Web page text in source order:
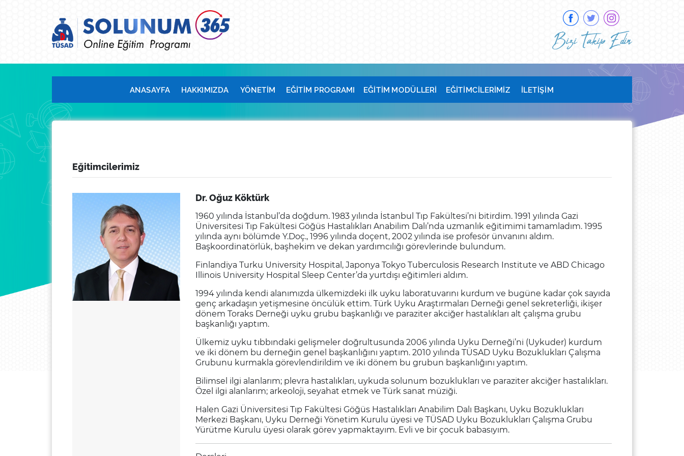
Bizi Takip Edin
ANASAYFA HAKKIMIZDA YÖNETİM EĞİTİM PROGRAMI EĞİTİM MODÜLLERİ EĞİTİMCİLERİMİZ İLETİŞİM
Eğitimcilerimiz
Dr. Oğuz Köktürk
1960 yılında İstanbul’da doğdum. 1983 yılında İstanbul Tıp Fakültesi’ni bitirdim. 1991 yılında Gazi
Üniversitesi Tıp Fakültesi Göğüs Hastalıkları Anabilim Dalı’nda uzmanlık eğitimimi tamamladım. 1995
yılında aynı bölümde Y.Doç., 1996 yılında doçent, 2002 yılında ise profesör ünvanını aldım.
Başkoordinatörlük, başhekim ve dekan yardımcılığı görevlerinde bulundum.
Finlandiya Turku University Hospital, Japonya Tokyo Tuberculosis Research Institute ve ABD Chicago
Illinois University Hospital Sleep Center’da yurtdışı eğitimleri aldım.
1994 yılında kendi alanımızda ülkemizdeki ilk uyku laboratuvarını kurdum ve bugüne kadar çok sayıda
genç arkadaşın yetişmesine öncülük ettim. Türk Uyku Araştırmaları Derneği genel sekreterliği, ikişer
dönem Toraks Derneği uyku grubu başkanlığı ve paraziter akciğer hastalıkları alt çalışma grubu
başkanlığı yaptım.
Ülkemiz uyku tıbbındaki gelişmeler doğrultusunda 2006 yılında Uyku Derneği’ni (Uykuder) kurdum
ve iki dönem bu derneğin genel başkanlığını yaptım. 2010 yılında TÜSAD Uyku Bozuklukları Çalışma
Grubunu kurmakla görevlendirildim ve iki dönem bu grubun başkanlığını yaptım.
Bilimsel ilgi alanlarım; plevra hastalıkları, uykuda solunum bozuklukları ve paraziter akciğer hastalıkları.
Özel ilgi alanlarım; arkeoloji, seyahat etmek ve Türk sanat müziği.
Halen Gazi Üniversitesi Tıp Fakültesi Göğüs Hastalıkları Anabilim Dalı Başkanı, Uyku Bozuklukları
Merkezi Başkanı, Uyku Derneği Yönetim Kurulu üyesi ve TÜSAD Uyku Bozuklukları Çalışma Grubu
Yürütme Kurulu üyesi olarak görev yapmaktayım. Evli ve bir çocuk babasıyım.